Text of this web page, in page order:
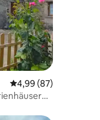
Bewertungen
Durchschnittliche
4,99 (87)